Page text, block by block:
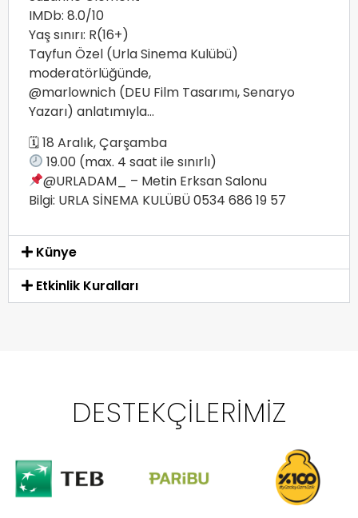
IMDb: 8.0/10
Yaş sınırı: R(16+)
Tayfun Özel (Urla Sinema Kulübü)
moderatörlüğünde,
@marlownich (DEU Film Tasarımı, Senaryo
Yazarı) anlatımıyla…
🗓 18 Aralık, Çarşamba
19.00 (max. 4 saat ile sınırlı)
@URLADAM_ – Metin Erksan Salonu
Bilgi: URLA SİNEMA KULÜBÜ 0534 686 19 57
Künye
Etkinlik Kuralları
DESTEKÇILERIMIZ